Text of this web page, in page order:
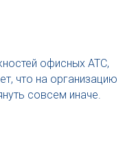
офисных АТС,
что на организацию
совсем иначе.